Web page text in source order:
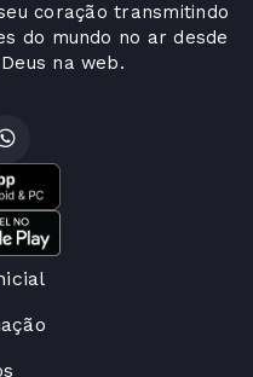
coração transmitindo
do mundo no ar desde
na web.